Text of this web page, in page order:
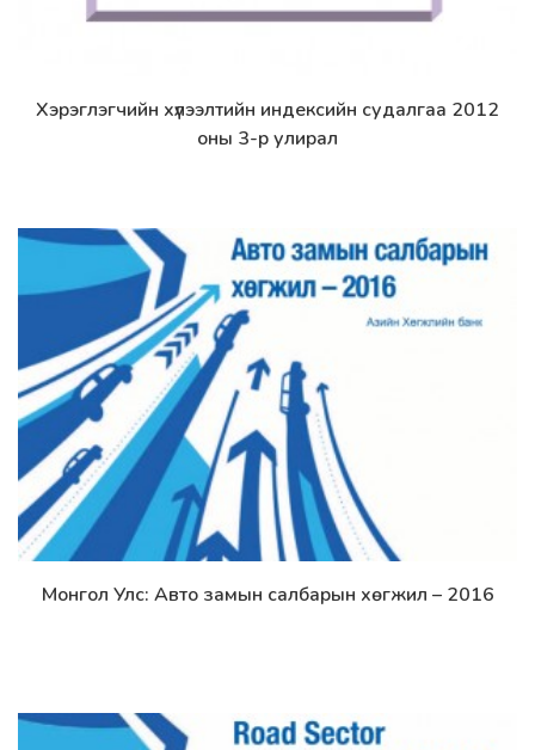
Дэлгэрэнгүй
Хэрэглэгчийн хүлээлтийн индексийн судалгаа 2012
оны 3-р улирал
Дэлгэрэнгүй
Монгол Улс: Авто замын салбарын хөгжил – 2016